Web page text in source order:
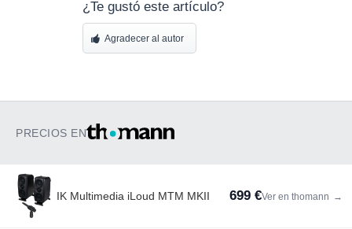
¿Te gustó este artículo?
Agradecer al autor
PRECIOS EN
IK Multimedia iLoud MTM MKII 699 €Ver en thomann →